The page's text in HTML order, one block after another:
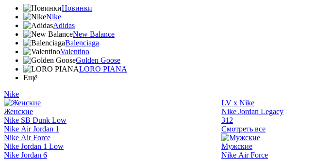
Новинки
Nike
Adidas
New Balance
Balenciaga
Valentino
Golden Goose
LORO PIANA
Ещё
Nike
Женские
Nike SB Dunk Low
Nike Air Jordan 1
Nike Air Force
Nike Jordan 1 Low
Nike Jordan 6
LV x Nike
Nike Jordan Legacy
312
Смотреть все
Мужские
Nike Air Force